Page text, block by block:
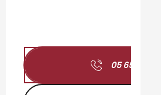
05 65 37 46